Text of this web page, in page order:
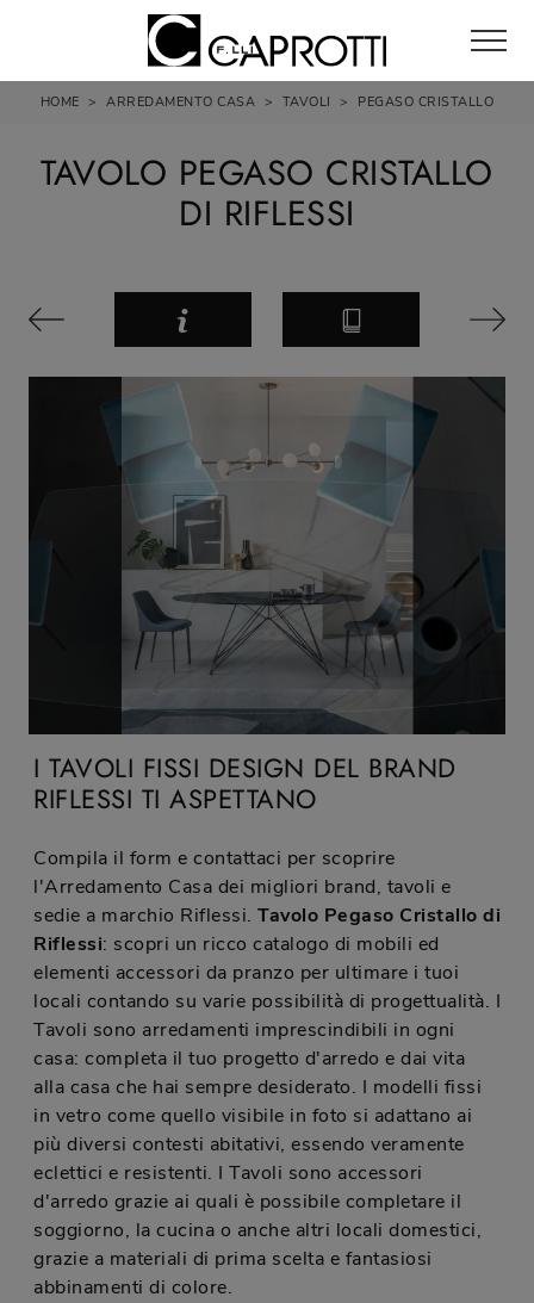
HOME > ARREDAMENTO CASA > TAVOLI > PEGASO CRISTALLO
TAVOLO PEGASO CRISTALLO
DI RIFLESSI
I TAVOLI FISSI DESIGN DEL BRAND
RIFLESSI TI ASPETTANO
Compila il form e contattaci per scoprire
l'Arredamento Casa dei migliori brand, tavoli e
sedie a marchio Riflessi. Tavolo Pegaso Cristallo di
Riflessi: scopri un ricco catalogo di mobili ed
elementi accessori da pranzo per ultimare i tuoi
locali contando su varie possibilità di progettualità. I
Tavoli sono arredamenti imprescindibili in ogni
casa: completa il tuo progetto d'arredo e dai vita
alla casa che hai sempre desiderato. I modelli fissi
in vetro come quello visibile in foto si adattano ai
più diversi contesti abitativi, essendo veramente
eclettici e resistenti. I Tavoli sono accessori
d'arredo grazie ai quali è possibile completare il
soggiorno, la cucina o anche altri locali domestici,
grazie a materiali di prima scelta e fantasiosi
abbinamenti di colore.